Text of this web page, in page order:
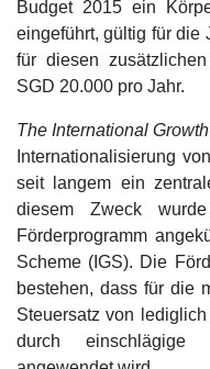
Budget 2015 ein
eingeführt, gültig für die
für diesen
SGD 20.000 pro Jahr.
The International
Internationalisierung
seit langem ein
diesem Zweck
Förderprogramm
Scheme (IGS). Die
bestehen, dass für die
Steuersatz von
durch einschlägige